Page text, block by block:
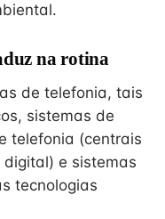
na rotina
de telefonia, tais
sistemas de
telefonia (centrais
e sistemas
tecnologias